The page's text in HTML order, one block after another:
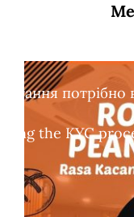
the KYC